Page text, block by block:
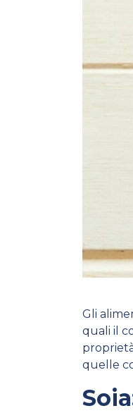
Gli
quali il
quelle